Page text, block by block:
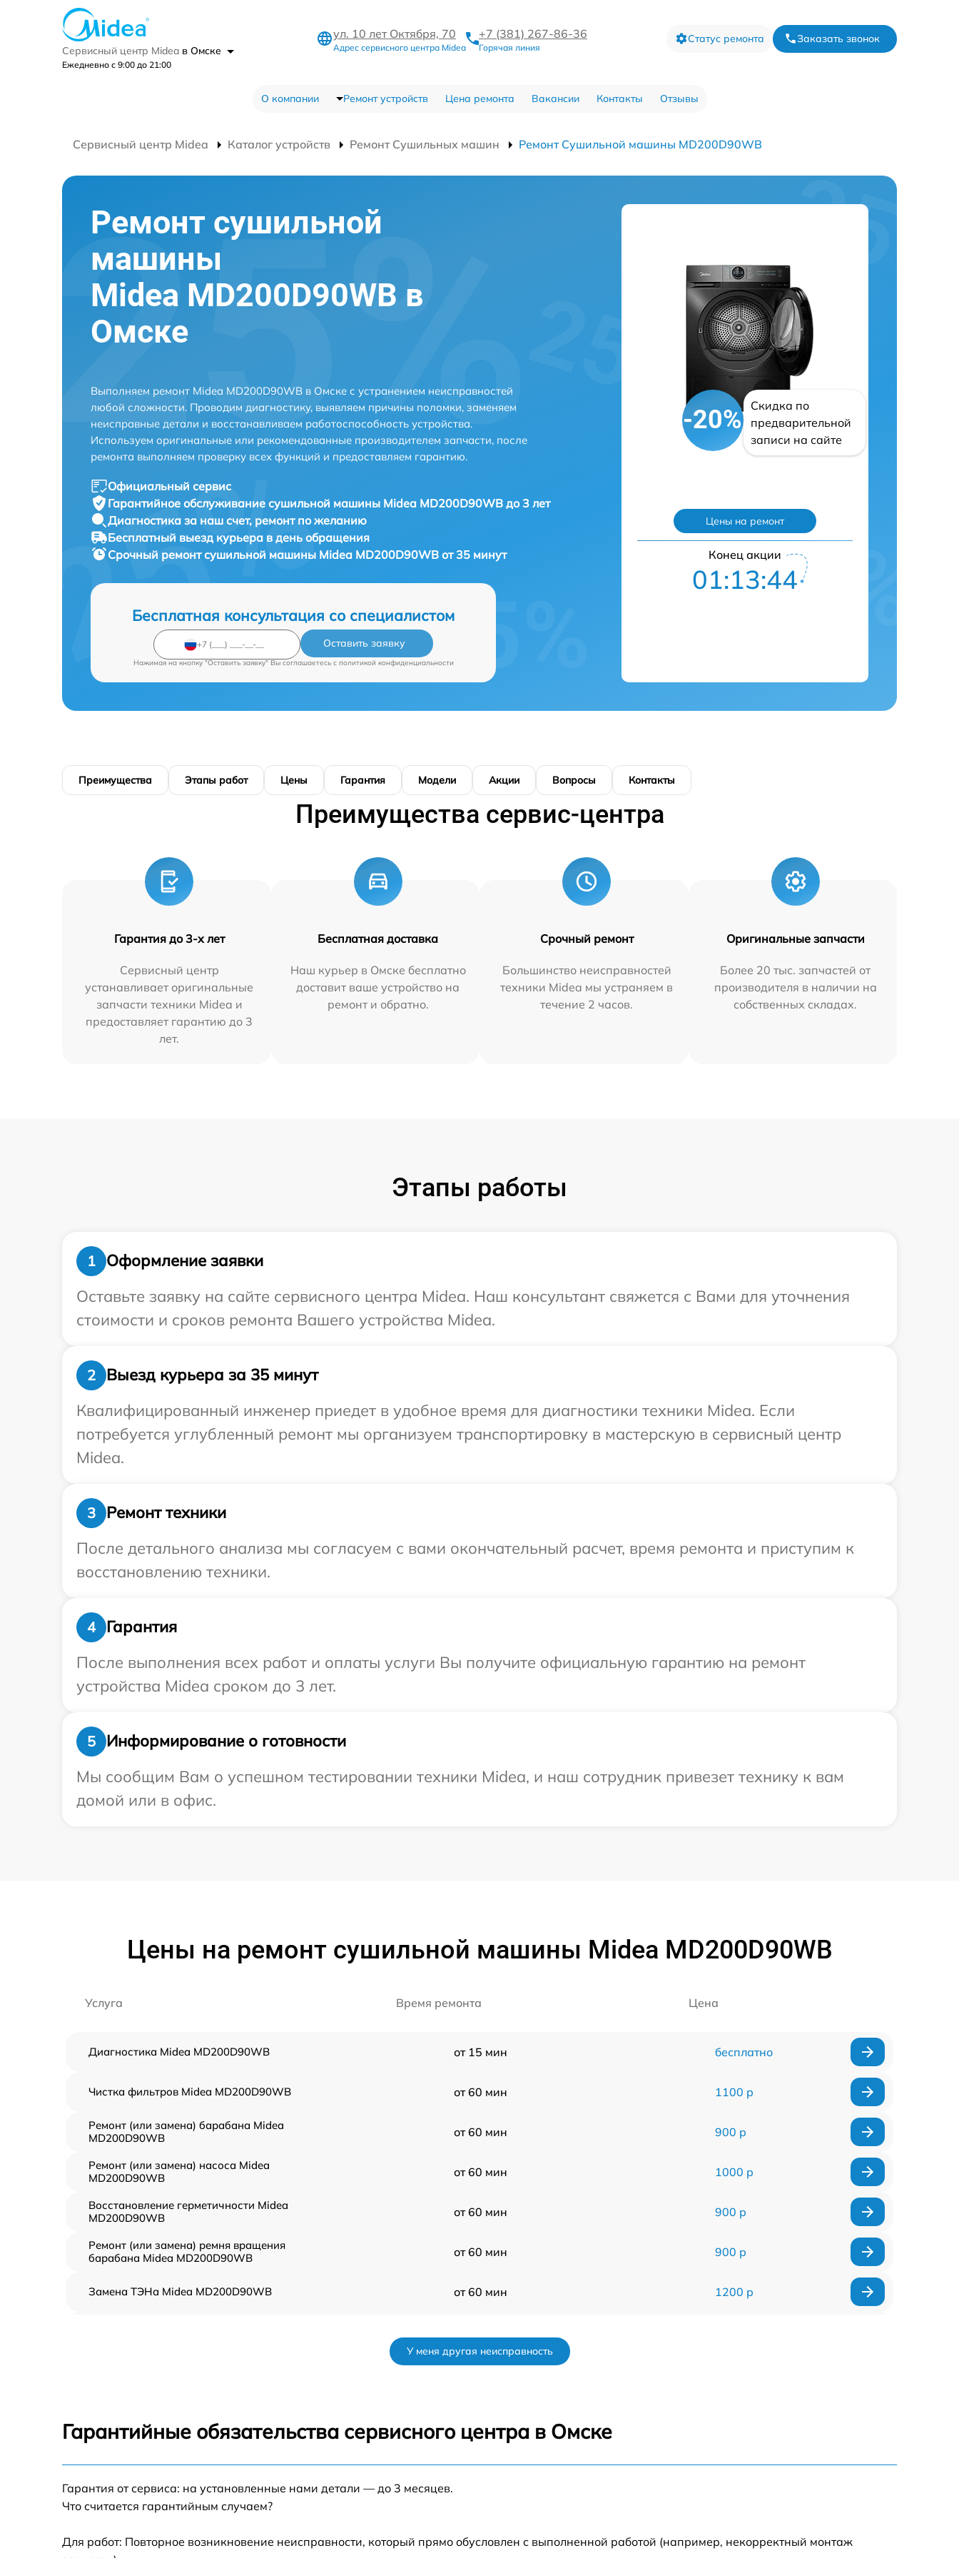
Сервисный центр Midea в Омске
Ежедневно с 9:00 до 21:00
ул. 10 лет Октября, 70
Адрес сервисного центра Midea
+7 (381) 267-86-36
Горячая линия
Статус ремонта Заказать звонок
О компании Ремонт устройств Цена ремонта Вакансии Контакты Отзывы
Сервисный центр Midea Каталог устройств Ремонт Сушильных машин Ремонт Сушильной машины MD200D90WB
Ремонт сушильной
машины
Midea MD200D90WB в
Омске
Выполняем ремонт Midea MD200D90WB в Омске с устранением неисправностей
любой сложности. Проводим диагностику, выявляем причины поломки, заменяем
неисправные детали и восстанавливаем работоспособность устройства.
Используем оригинальные или рекомендованные производителем запчасти, после
ремонта выполняем проверку всех функций и предоставляем гарантию.
Официальный сервис
Гарантийное обслуживание сушильной машины Midea MD200D90WB до 3 лет
Диагностика за наш счет, ремонт по желанию
Бесплатный выезд курьера в день обращения
Срочный ремонтсушильной машины Midea MD200D90WB от 35 минут
Бесплатная консультация со специалистом
Оставить заявку
Нажимая на кнопку "Оставить заявку" Вы соглашаетесь c политикой конфиденциальности
-20%
Скидка по
предварительной
записи на сайте
Цены на ремонт
Конец акции
01:13:43
Преимущества Этапы работ Цены Гарантия Модели Акции Вопросы Контакты
Преимущества сервис-центра
Гарантия до 3-х лет
Сервисный центр
устанавливает оригинальные
запчасти техники Midea и
предоставляет гарантию до 3
лет.
Бесплатная доставка
Наш курьер в Омске бесплатно
доставит ваше устройство на
ремонт и обратно.
Срочный ремонт
Большинство неисправностей
техники Midea мы устраняем в
течение 2 часов.
Оригинальные запчасти
Более 20 тыс. запчастей от
производителя в наличии на
собственных складах.
Этапы работы
1
Оформление заявки
Оставьте заявку на сайте сервисного центра Midea. Наш консультант свяжется с Вами для уточнения
стоимости и сроков ремонта Вашего устройства Midea.
2
Выезд курьера за 35 минут
Квалифицированный инженер приедет в удобное время для диагностики техники Midea. Если
потребуется углубленный ремонт мы организуем транспортировку в мастерскую в сервисный центр
Midea.
3
Ремонт техники
После детального анализа мы согласуем с вами окончательный расчет, время ремонта и приступим к
восстановлению техники.
4
Гарантия
После выполнения всех работ и оплаты услуги Вы получите официальную гарантию на ремонт
устройства Midea сроком до 3 лет.
5
Информирование о готовности
Мы сообщим Вам о успешном тестировании техники Midea, и наш сотрудник привезет технику к вам
домой или в офис.
Цены на ремонт сушильной машины Midea MD200D90WB
Услуга Время ремонта Цена
Диагностика Midea MD200D90WB от 15 мин бесплатно
Чистка фильтров Midea MD200D90WB от 60 мин 1100 р
Ремонт (или замена) барабана Midea
MD200D90WB
от 60 мин 900 р
Ремонт (или замена) насоса Midea
MD200D90WB
от 60 мин 1000 р
Восстановление герметичности Midea
MD200D90WB
от 60 мин 900 р
Ремонт (или замена) ремня вращения
барабана Midea MD200D90WB
от 60 мин 900 р
Замена ТЭНа Midea MD200D90WB от 60 мин 1200 р
Замена дисплея Midea MD200D90WB
MD200D90WB
У меня другая неисправность
Гарантийные обязательства сервисного центра в Омске
Гарантия от сервиса: на установленные нами детали — до 3 месяцев.
Что считается гарантийным случаем?
Для работ: Повторное возникновение неисправности, который прямо обусловлен с выполненной работой (например, некорректный монтаж